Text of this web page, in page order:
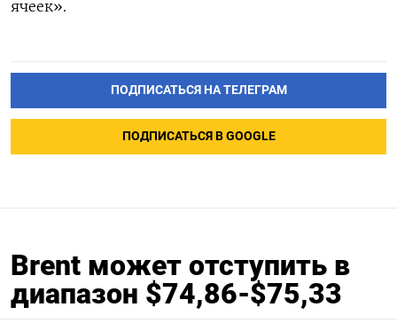
ячеек».
ПОДПИСАТЬСЯ НА ТЕЛЕГРАМ
ПОДПИСАТЬСЯ В GOOGLE
Brent может отступить в
диапазон $74,86-$75,33